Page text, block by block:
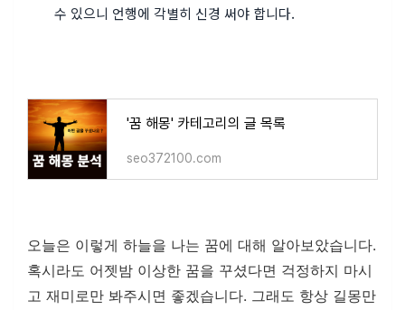
수 있으니 언행에 각별히 신경 써야 합니다.
'꿈 해몽' 카테고리의 글 목록
seo372100.com
오늘은 이렇게 하늘을 나는 꿈에 대해 알아보았습니다.
혹시라도 어젯밤 이상한 꿈을 꾸셨다면 걱정하지 마시
고 재미로만 봐주시면 좋겠습니다. 그래도 항상 길몽만